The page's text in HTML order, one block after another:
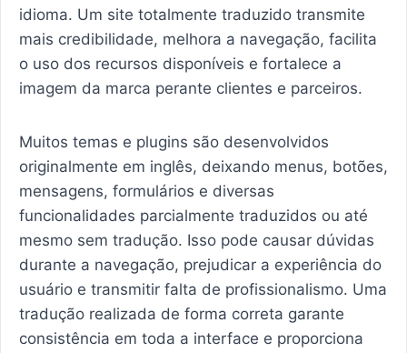
idioma. Um site totalmente traduzido transmite
mais credibilidade, melhora a navegação, facilita
o uso dos recursos disponíveis e fortalece a
imagem da marca perante clientes e parceiros.
Muitos temas e plugins são desenvolvidos
originalmente em inglês, deixando menus, botões,
mensagens, formulários e diversas
funcionalidades parcialmente traduzidos ou até
mesmo sem tradução. Isso pode causar dúvidas
durante a navegação, prejudicar a experiência do
usuário e transmitir falta de profissionalismo. Uma
tradução realizada de forma correta garante
consistência em toda a interface e proporciona